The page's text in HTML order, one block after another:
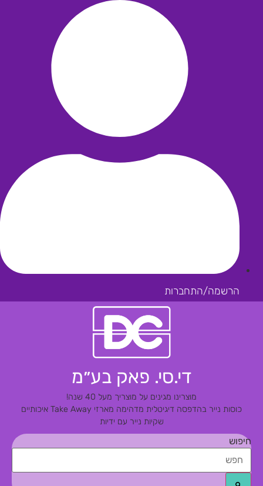
הרשמה/התחברות
די.סי. פאק בע״מ
מוצרינו מגינים על מוצריך מעל 40 שנה!
כוסות נייר בהדפסה דיגיטלית מדהימהמארזי Take Away איכותיים
שקיות נייר עם ידיות
חיפוש